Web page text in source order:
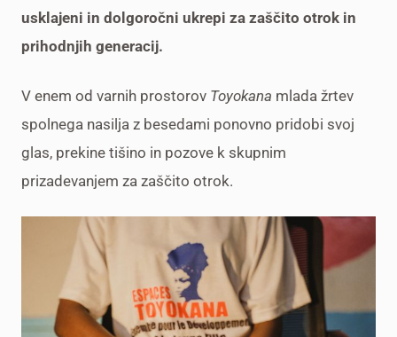
usklajeni in dolgoročni ukrepi za zaščito otrok in
prihodnjih generacij.
V enem od varnih prostorov Toyokana mlada žrtev
spolnega nasilja z besedami ponovno pridobi svoj
glas, prekine tišino in pozove k skupnim
prizadevanjem za zaščito otrok.